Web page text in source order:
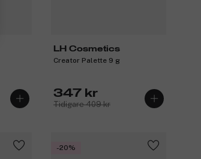
LH Cosmetics
Creator Palette 9 g
347 kr
Tidigare 409 kr
-20%